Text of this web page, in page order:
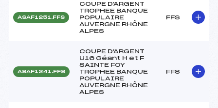
ASAF1251.FFS
COUPE D'ARGENT
TROPHEE BANQUE
POPULAIRE
AUVERGNE RHÔNE
ALPES
FFS
ASAF1241.FFS
COUPE D'ARGENT
U16 Géant H et F
SAINTE FOY
TROPHEE BANQUE
POPULAIRE
AUVERGNE RHÔNE
ALPES
FFS